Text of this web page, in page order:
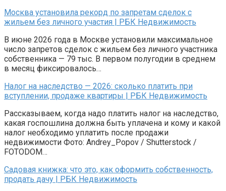
Москва установила рекорд по запретам сделок с
жильем без личного участия | РБК Недвижимость
В июне 2026 года в Москве установили максимальное
число запретов сделок с жильем без личного участника
собственника — 79 тыс. В первом полугодии в среднем
в месяц фиксировалось…
Налог на наследство — 2026: сколько платить при
вступлении, продаже квартиры | РБК Недвижимость
Рассказываем, когда надо платить налог на наследство,
какая госпошлина должна быть уплачена и кому и какой
налог необходимо уплатить после продажи
недвижимости Фото: Andrey_Popov / Shutterstock /
FOTODOM…
Садовая книжка: что это, как оформить собственность,
продать дачу | РБК Недвижимость